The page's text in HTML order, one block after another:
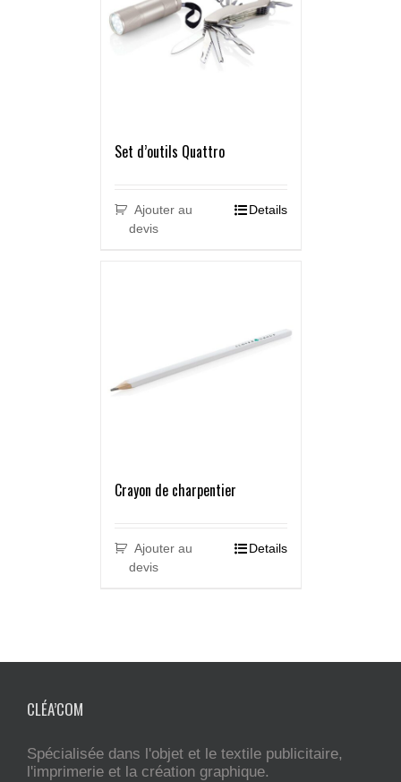
Set d’outils Quattro
Ajouter au
devis
Details
Crayon de charpentier
Ajouter au
devis
Details
CLÉA’COM
Spécialisée dans l'objet et le textile publicitaire,
l'imprimerie et la création graphique.